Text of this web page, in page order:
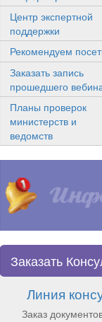
Центр экспертной
поддержки
Рекомендуем
Заказать запись
прошедшего
Планы проверок
министерств и
ведомств
Заказать
Линия
Заказ